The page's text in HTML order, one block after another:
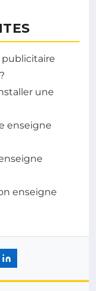
une
enseigne
enseigne